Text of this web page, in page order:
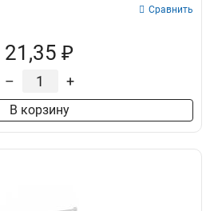
Сравнить
21,35 ₽
– +
В корзину